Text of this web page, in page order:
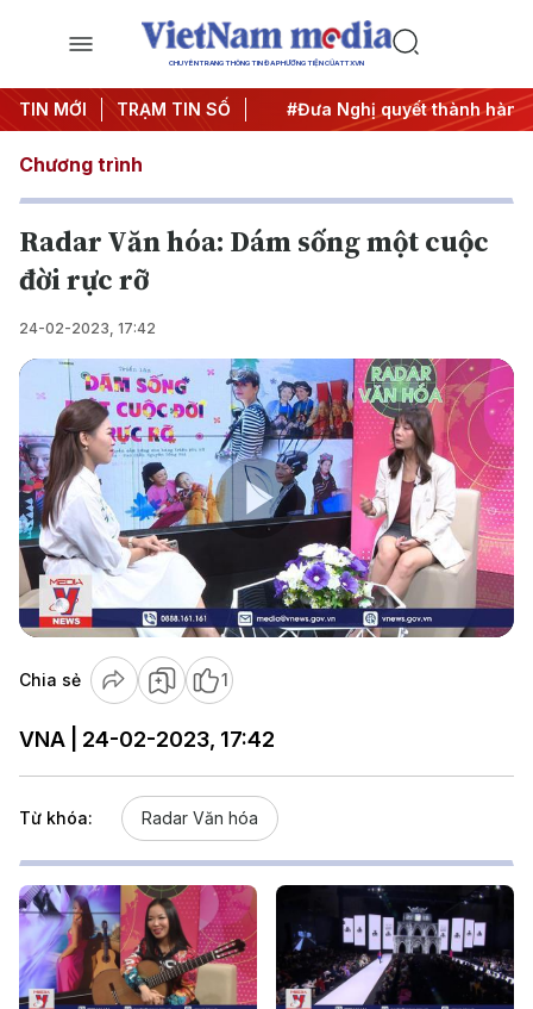
CHUYÊN TRANG THÔNG TIN ĐA PHƯƠNG TIỆN CỦA TTXVN
TIN MỚI TRẠM TIN SỐ
ương 3 #APEC 2027 #Đưa Nghị quyết thành hành
Chương trình
Radar Văn hóa: Dám sống một cuộc
đời rực rỡ
24-02-2023, 17:42
Play
Video
Chia sẻ 1
VNA | 24-02-2023, 17:42
Từ khóa: Radar Văn hóa